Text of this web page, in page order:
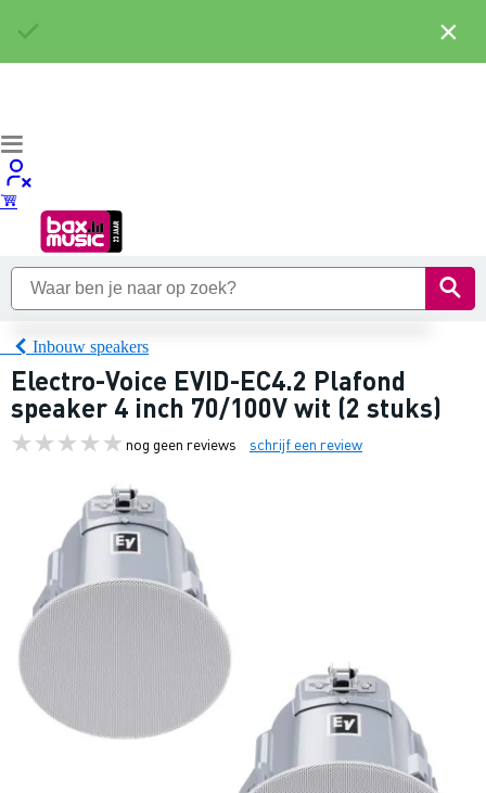
Inbouw speakers
Electro-Voice EVID-EC4.2 Plafond
speaker 4 inch 70/100V wit (2 stuks)
nog geen reviews schrijf een review
×